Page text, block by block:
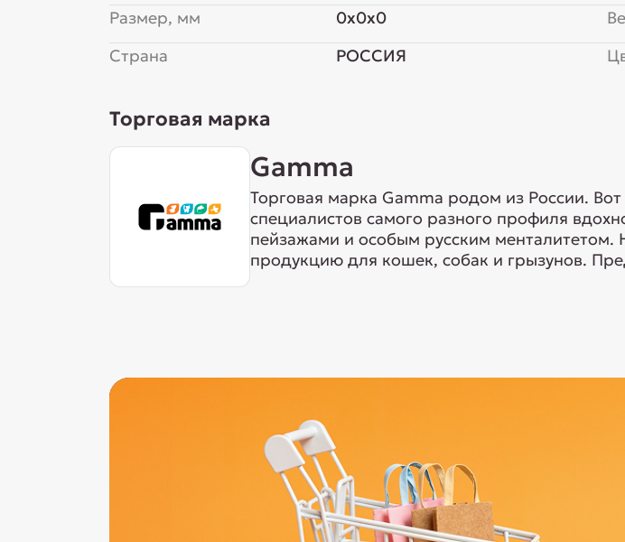
Размер, мм
0x0x0
Страна
РОССИЯ
Торговая марка
Gamma
Торговая марка Gamma родом из России.
специалистов самого разного профиля
пейзажами и особым русским менталитетом.
продукцию для кошек, собак и грызунов.